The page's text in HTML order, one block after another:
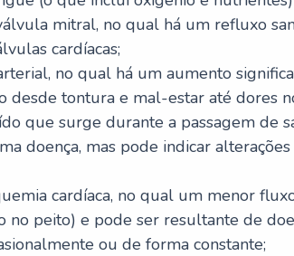
mitral, no qual há um refluxo
cardíacas;
no qual há um aumento
desde tontura e mal-estar até dores
que surge durante a passagem de
doença, mas pode indicar
cardíaca, no qual um menor
no peito) e pode ser resultante de
ou de forma constante;